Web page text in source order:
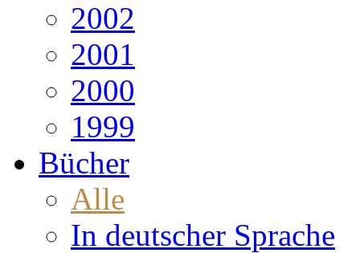
2002
2001
2000
1999
Bücher
Alle
In deutscher Sprache